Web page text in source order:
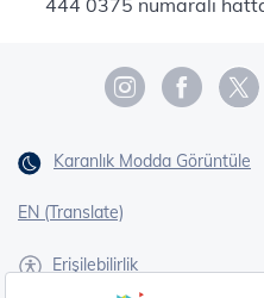
444 0375 numaralı
Karanlık Modda Görüntüle
EN (Translate)
Erişilebilirlik